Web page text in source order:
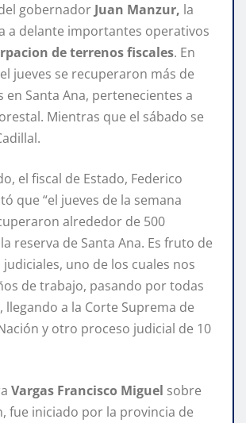
gobernador Juan Manzur, la
a delante importantes operativos
de terrenos fiscales. En
jueves se recuperaron más de
en Santa Ana, pertenecientes a
Mientras que el sábado se
el fiscal de Estado, Federico
que “el jueves de la semana
alrededor de 500
reserva de Santa Ana. Es fruto de
uno de los cuales nos
de trabajo, pasando por todas
llegando a la Corte Suprema de
y otro proceso judicial de 10
Vargas Francisco Miguel sobre
fue iniciado por la provincia de